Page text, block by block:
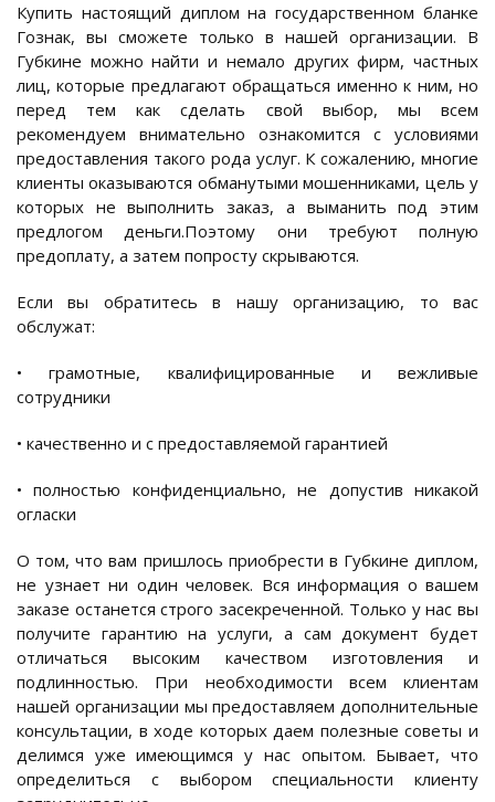
Купить настоящий диплом на государственном бланке
Гознак, вы сможете только в нашей организации. В
Губкине можно найти и немало других фирм, частных
лиц, которые предлагают обращаться именно к ним, но
перед тем как сделать свой выбор, мы всем
рекомендуем внимательно ознакомится с условиями
предоставления такого рода услуг. К сожалению, многие
клиенты оказываются обманутыми мошенниками, цель у
которых не выполнить заказ, а выманить под этим
предлогом деньги.Поэтому они требуют полную
предоплату, а затем попросту скрываются.
Если вы обратитесь в нашу организацию, то вас
обслужат:
• грамотные, квалифицированные и вежливые
сотрудники
• качественно и с предоставляемой гарантией
• полностью конфиденциально, не допустив никакой
огласки
О том, что вам пришлось приобрести в Губкине диплом,
не узнает ни один человек. Вся информация о вашем
заказе останется строго засекреченной. Только у нас вы
получите гарантию на услуги, а сам документ будет
отличаться высоким качеством изготовления и
подлинностью. При необходимости всем клиентам
нашей организации мы предоставляем дополнительные
консультации, в ходе которых даем полезные советы и
делимся уже имеющимся у нас опытом. Бывает, что
определиться с выбором специальности клиенту